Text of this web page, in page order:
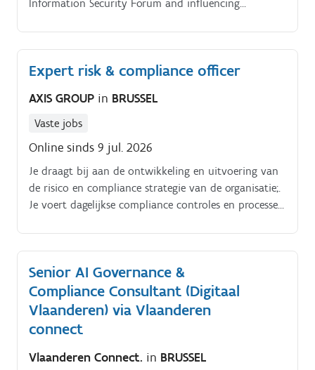
Information Security Forum and influencing
Expert risk & compliance officer
AXIS GROUP in BRUSSEL
Vaste jobs
Online sinds 9 jul. 2026
Je draagt bij aan de ontwikkeling en uitvoering van
de risico en compliance strategie van de organisatie;.
Je voert dagelijkse compliance controles en processen
naleving van DAC6, regelgeving inzake marktmisbruik,
naleving van de AVG en het toezicht op
internationale sancties;.
Senior AI Governance &
Compliance Consultant (Digitaal
Vlaanderen) via Vlaanderen
connect
Vlaanderen Connect. in BRUSSEL